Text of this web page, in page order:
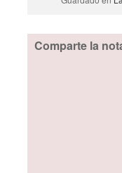
Comparte la